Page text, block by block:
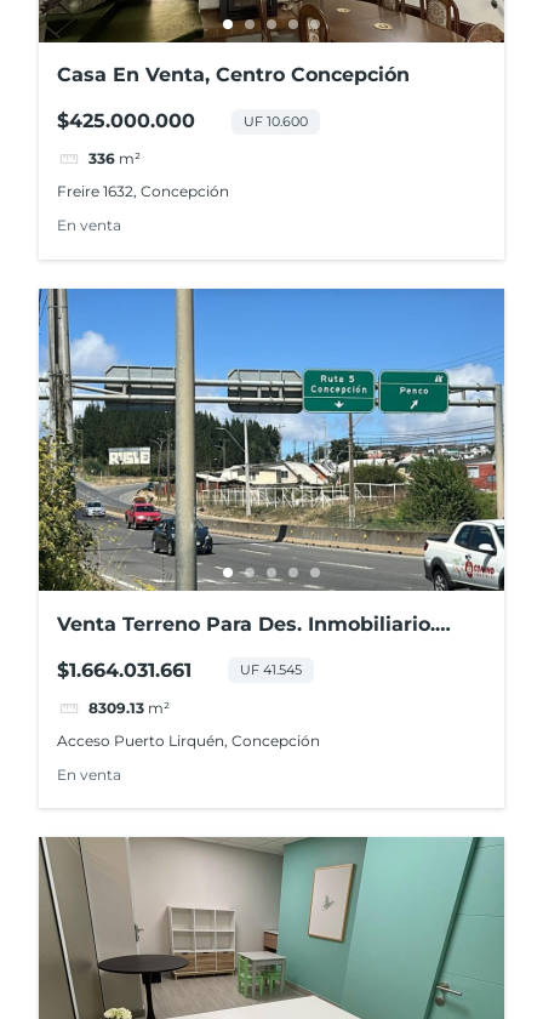
Casa En Venta, Centro Concepción
$425.000.000 UF 10.600
336 m²
Freire 1632, Concepción
En venta
Venta Terreno Para Des. Inmobiliario.
$1.664.031.661 UF 41.545
8309.13 m²
Acceso Puerto Lirquén, Concepción
En venta